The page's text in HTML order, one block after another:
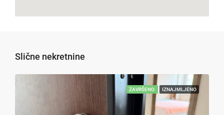
Slične nekretnine
ZAVRŠENO IZNAJMLJENO